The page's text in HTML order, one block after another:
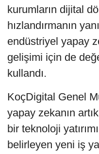
kurumların dijital
hızlandırmanın
endüstriyel yapay
gelişimi için de
kullandı.
KoçDigital Genel
yapay zekanın
bir teknoloji
belirleyen yeni iş